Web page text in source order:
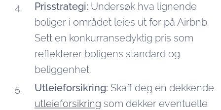
Prisstrategi: Undersøk hva lignende
boliger i området leies ut for på Airbnb.
Sett en konkurransedyktig pris som
reflekterer boligens standard og
beliggenhet.
Utleieforsikring: Skaff deg en dekkende
utleieforsikring som dekker eventuelle